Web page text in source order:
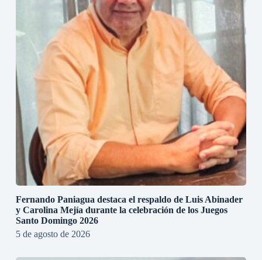
Fernando Paniagua destaca el respaldo de Luis Abinader
y Carolina Mejía durante la celebración de los Juegos
Santo Domingo 2026
5 de agosto de 2026